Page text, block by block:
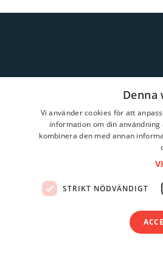
Denna
Vi använder cookies för att
information om din
kombinera den med annan
STRIKT NÖDVÄNDIGT